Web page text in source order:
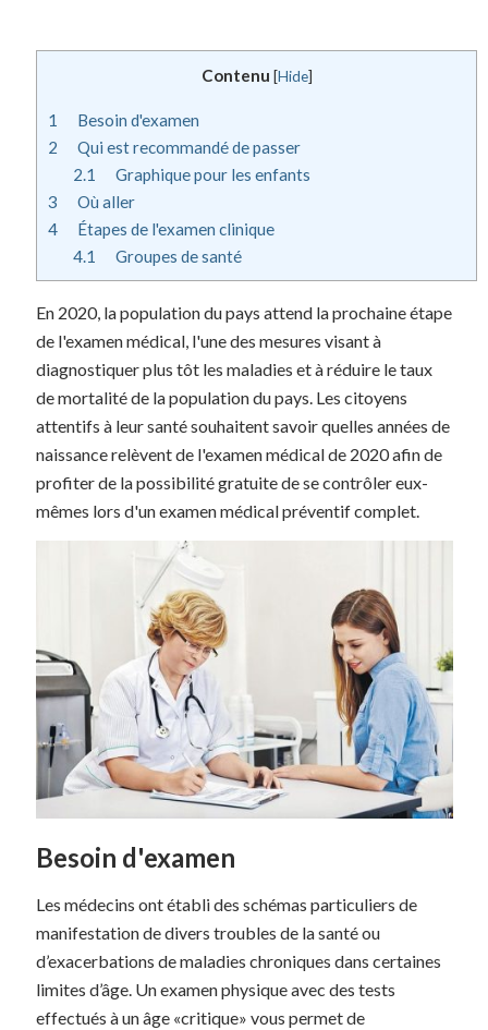
Contenu [Hide]
1
Besoin d'examen
2
Qui est recommandé de passer
2.1
Graphique pour les enfants
3
Où aller
4
Étapes de l'examen clinique
4.1
Groupes de santé
En 2020, la population du pays attend la prochaine étape
de l'examen médical, l'une des mesures visant à
diagnostiquer plus tôt les maladies et à réduire le taux
de mortalité de la population du pays. Les citoyens
attentifs à leur santé souhaitent savoir quelles années de
naissance relèvent de l'examen médical de 2020 afin de
profiter de la possibilité gratuite de se contrôler eux-
mêmes lors d'un examen médical préventif complet.
Besoin d'examen
Les médecins ont établi des schémas particuliers de
manifestation de divers troubles de la santé ou
d’exacerbations de maladies chroniques dans certaines
limites d’âge. Un examen physique avec des tests
effectués à un âge «critique» vous permet de